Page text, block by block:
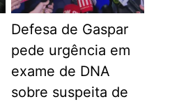
Defesa de Gaspar
pede urgência em
exame de DNA
sobre suspeita de